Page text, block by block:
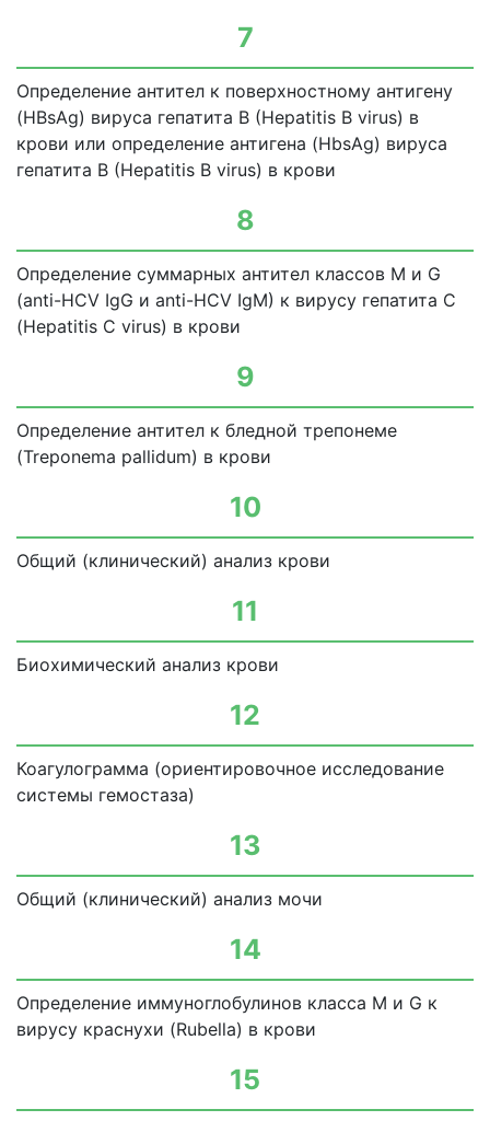
7
Определение антител к поверхностному антигену
(HBsAg) вируса гепатита В (Hepatitis В virus) в
крови или определение антигена (HbsAg) вируса
гепатита В (Hepatitis В virus) в крови
8
Определение суммарных антител классов М и G
(anti-HCV IgG и anti-HCV IgM) к вирусу гепатита С
(Hepatitis С virus) в крови
9
Определение антител к бледной трепонеме
(Treponema pallidum) в крови
10
Общий (клинический) анализ крови
11
Биохимический анализ крови
12
Коагулограмма (ориентировочное исследование
системы гемостаза)
13
Общий (клинический) анализ мочи
14
Определение иммуноглобулинов класса М и G к
вирусу краснухи (Rubella) в крови
15